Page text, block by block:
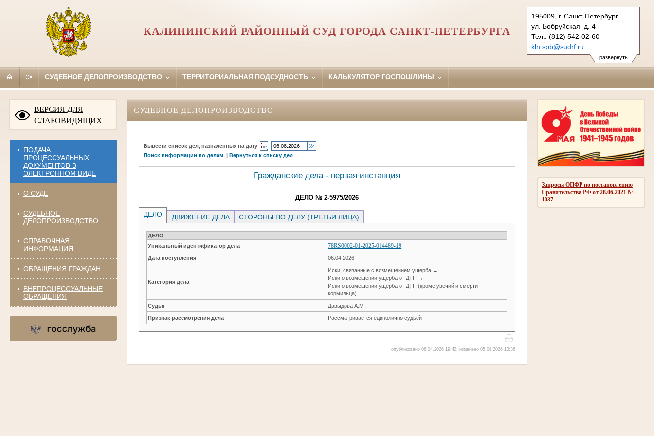
развернуть
195009, г. Санкт-Петербург,
ул. Бобруйская, д. 4
Тел.: (812) 542-02-60
kln.spb@sudrf.ru
показать на карте
КАЛИНИНСКИЙ РАЙОННЫЙ СУД ГОРОДА САНКТ-ПЕТЕРБУРГА
СУДЕБНОЕ ДЕЛОПРОИЗВОДСТВО ТЕРРИТОРИАЛЬНАЯ ПОДСУДНОСТЬ КАЛЬКУЛЯТОР ГОСПОШЛИНЫ
ВЕРСИЯ ДЛЯ
СЛАБОВИДЯЩИХ
ПОДАЧА
ПРОЦЕССУАЛЬНЫХ
ДОКУМЕНТОВ В
ЭЛЕКТРОННОМ ВИДЕ
О СУДЕ
СУДЕБНОЕ
ДЕЛОПРОИЗВОДСТВО
СПРАВОЧНАЯ
ИНФОРМАЦИЯ
ОБРАЩЕНИЯ ГРАЖДАН
ВНЕПРОЦЕССУАЛЬНЫЕ
ОБРАЩЕНИЯ
Запросы ОПФР по постановлению
Правительства РФ от 28.06.2021 №
1037
СУДЕБНОЕ ДЕЛОПРОИЗВОДСТВО
Вывести список дел, назначенных на дату
Поиск информации по делам |Вернуться к списку дел
Гражданские дела - первая инстанция
ДЕЛО № 2-5975/2026
ДЕЛО ДВИЖЕНИЕ ДЕЛА СТОРОНЫ ПО ДЕЛУ (ТРЕТЬИ ЛИЦА)
ДЕЛО
Уникальный идентификатор дела
78RS0002-01-2025-014489-19
Дата поступления 06.04.2026
Категория дела
Иски, связанные с возмещением ущерба →
Иски о возмещении ущерба от ДТП →
Иски о возмещении ущерба от ДТП (кроме увечий и смерти
кормильца)
Судья Давыдова А.М.
Признак рассмотрения дела Рассматривается единолично судьей
опубликовано 06.04.2026 19:42, изменено 05.08.2026 13:36